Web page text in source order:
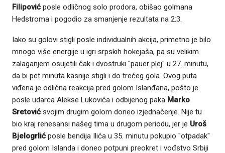
Filipović posle odličnog solo prodora, obišao golmana
Hedstroma i pogodio za smanjenje rezultata na 2:3.
Iako su golovi stigli posle individualnih akcija, primetno je bilo
mnogo više energije u igri srpskih hokejaša, pa su velikim
zalaganjem osujetili čak i dvostruki "pauer plej" u 27. minutu,
da bi pet minuta kasnije stigli i do trećeg gola. Ovog puta
viđena je odlična reakcija pred golom Islanđana, pošto je
posle udarca Alekse Lukovića i odbijenog paka Marko
Sretović svojim drugim golom doneo izjednačenje. Nije tu
bio kraj renesansi našeg tima u drugom periodu, jer je Uroš
Bjelogrlić posle bendija Ilića u 35. minutu pokupio "otpadak"
pred golom Islanda i doneo potpuni preokret i vođstvo Srbiji